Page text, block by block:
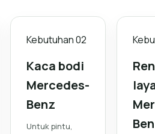
Kebutuhan02
Kaca bodi
Mercedes-
Benz
Untuk pintu,